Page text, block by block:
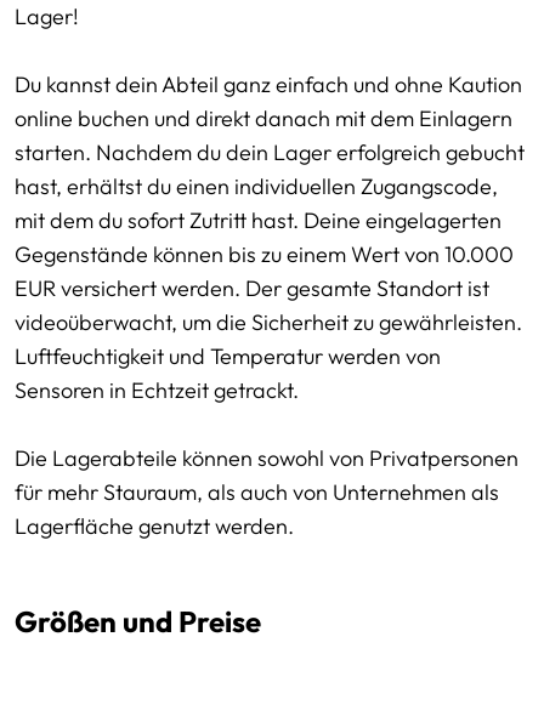
Lager!
Du kannst dein Abteil ganz einfach und ohne Kaution
online buchen und direkt danach mit dem Einlagern
starten. Nachdem du dein Lager erfolgreich gebucht
hast, erhältst du einen individuellen Zugangscode,
mit dem du sofort Zutritt hast. Deine eingelagerten
Gegenstände können bis zu einem Wert von 10.000
EUR versichert werden. Der gesamte Standort ist
videoüberwacht, um die Sicherheit zu gewährleisten.
Luftfeuchtigkeit und Temperatur werden von
Sensoren in Echtzeit getrackt.
Die Lagerabteile können sowohl von Privatpersonen
für mehr Stauraum, als auch von Unternehmen als
Lagerfläche genutzt werden.
Größen und Preise